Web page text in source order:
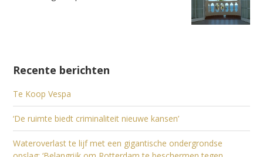
Recente berichten
Te Koop Vespa
‘De ruimte biedt criminaliteit nieuwe kansen’
Wateroverlast te lijf met een gigantische ondergrondse